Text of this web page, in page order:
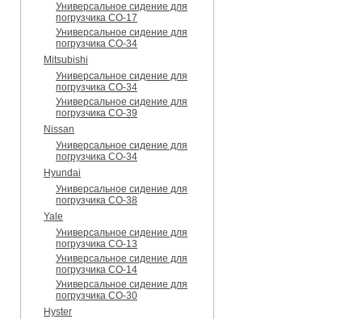
Универсальное сидение для
погрузчика CO-17
Универсальное сидение для
погрузчика CO-34
Mitsubishi
Универсальное сидение для
погрузчика CO-34
Универсальное сидение для
погрузчика CO-39
Nissan
Универсальное сидение для
погрузчика CO-34
Hyundai
Универсальное сидение для
погрузчика CO-38
Yale
Универсальное сидение для
погрузчика CO-13
Универсальное сидение для
погрузчика CO-14
Универсальное сидение для
погрузчика CO-30
Hyster